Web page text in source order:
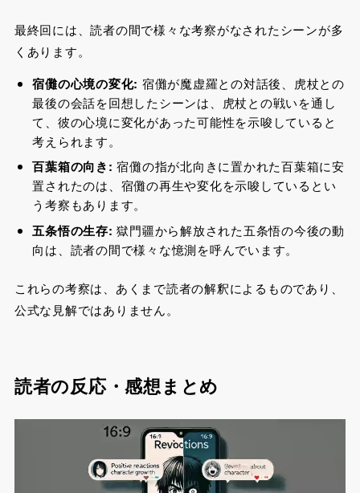
最終回には、読者の間で様々な考察がなされたシーンが多
くあります。
宿儺の心境の変化: 宿儺が魔虚羅との対話後、虎杖との
最後の会話を回想したシーンは、虎杖との戦いを通し
て、彼の心境に変化があった可能性を示唆していると
考えられます。
百葉箱の向き: 宿儺の指が北向きに置かれた百葉箱に安
置されたのは、宿儺の再生や変化を示唆しているとい
う考察もあります。
五条悟の生存: 獄門疆から解放された五条悟の今後の動
向は、読者の間で様々な憶測を呼んでいます。
これらの考察は、あくまで読者の解釈によるものであり、
公式な見解ではありません。
読者の反応・感想まとめ